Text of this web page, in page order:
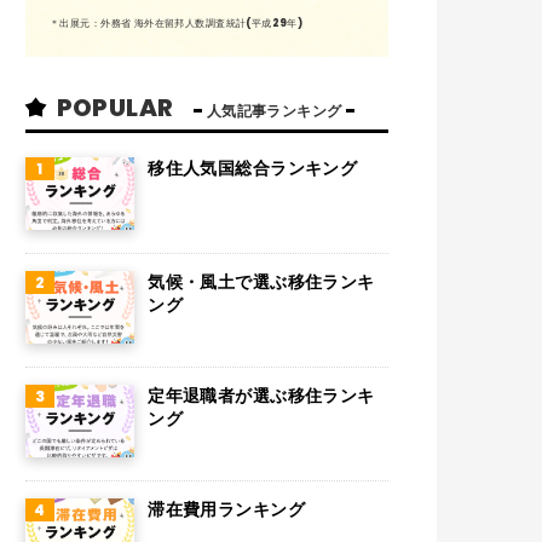
メキシコ
スイス
インド
オランダ
グアム
パラグアイ
スウェーデン
ボリビア
＊出展元：外務省 海外在留邦人数調査統計(平成29年)
POPULAR 人気記事ランキング
移住人気国総合ランキング
気候・風土で選ぶ移住ランキ
ング
定年退職者が選ぶ移住ランキ
ング
滞在費用ランキング